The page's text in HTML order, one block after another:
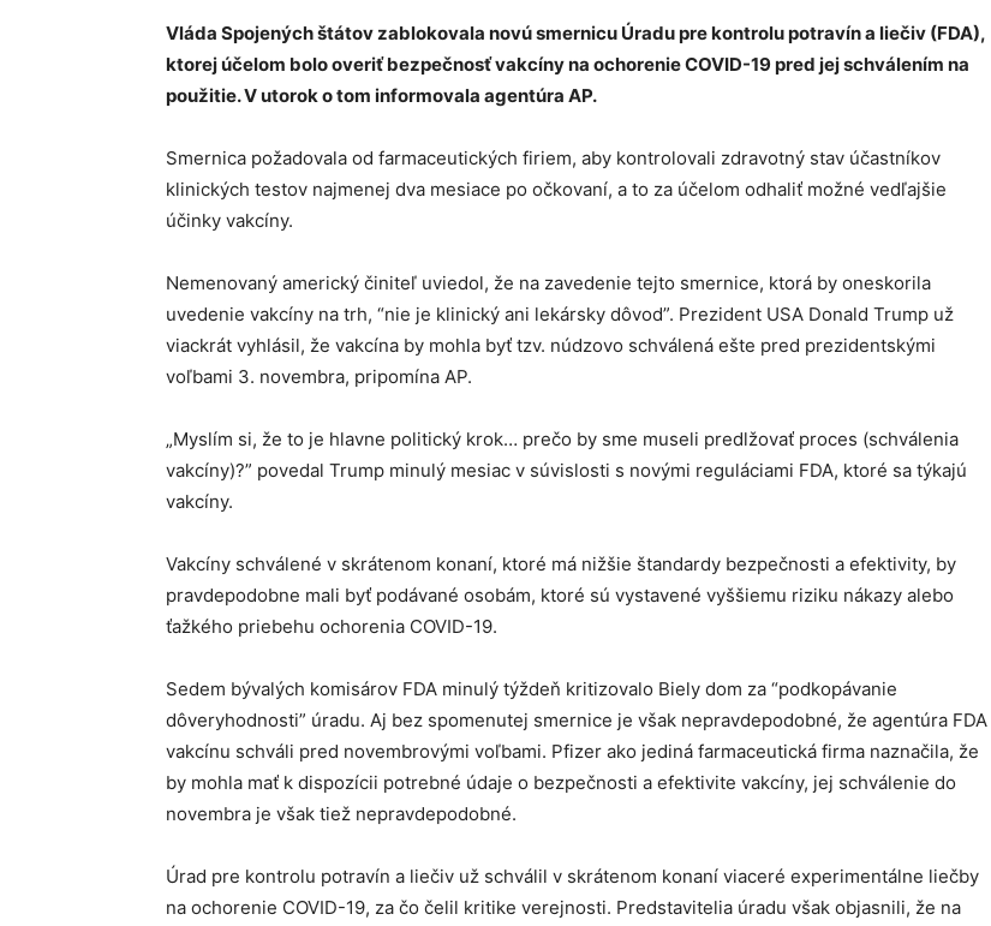
Vláda Spojených štátov zablokovala novú smernicu Úradu pre kontrolu potravín a liečiv (FDA),
ktorej účelom bolo overiť bezpečnosť vakcíny na ochorenie COVID-19 pred jej schválením na
použitie. V utorok o tom informovala agentúra AP.
Smernica požadovala od farmaceutických firiem, aby kontrolovali zdravotný stav účastníkov
klinických testov najmenej dva mesiace po očkovaní, a to za účelom odhaliť možné vedľajšie
účinky vakcíny.
Nemenovaný americký činiteľ uviedol, že na zavedenie tejto smernice, ktorá by oneskorila
uvedenie vakcíny na trh, “nie je klinický ani lekársky dôvod”. Prezident USA Donald Trump už
viackrát vyhlásil, že vakcína by mohla byť tzv. núdzovo schválená ešte pred prezidentskými
voľbami 3. novembra, pripomína AP.
„Myslím si, že to je hlavne politický krok… prečo by sme museli predlžovať proces (schválenia
vakcíny)?” povedal Trump minulý mesiac v súvislosti s novými reguláciami FDA, ktoré sa týkajú
vakcíny.
Vakcíny schválené v skrátenom konaní, ktoré má nižšie štandardy bezpečnosti a efektivity, by
pravdepodobne mali byť podávané osobám, ktoré sú vystavené vyššiemu riziku nákazy alebo
ťažkého priebehu ochorenia COVID-19.
Sedem bývalých komisárov FDA minulý týždeň kritizovalo Biely dom za “podkopávanie
dôveryhodnosti” úradu. Aj bez spomenutej smernice je však nepravdepodobné, že agentúra FDA
vakcínu schváli pred novembrovými voľbami. Pfizer ako jediná farmaceutická firma naznačila, že
by mohla mať k dispozícii potrebné údaje o bezpečnosti a efektivite vakcíny, jej schválenie do
novembra je však tiež nepravdepodobné.
Úrad pre kontrolu potravín a liečiv už schválil v skrátenom konaní viaceré experimentálne liečby
na ochorenie COVID-19, za čo čelil kritike verejnosti. Predstavitelia úradu však objasnili, že na